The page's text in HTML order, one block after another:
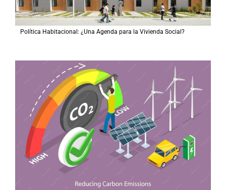
Política Habitacional: ¿Una Agenda para la Vivienda Social?